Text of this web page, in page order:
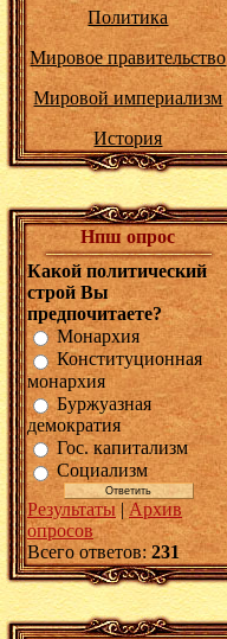
Политика
Мировое правительство
Мировой империализм
История
Нпш опрос
Какой политический
строй Вы
предпочитаете?
Монархия
Конституционная
монархия
Буржуазная
демократия
Гос. капитализм
Социализм
Результаты | Архив
опросов
Всего ответов:231